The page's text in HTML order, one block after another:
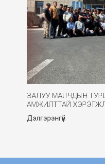
ЗАЛУУ МАЛЧДЫН
АМЖИЛТТАЙ
Дэлгэрэнгүй